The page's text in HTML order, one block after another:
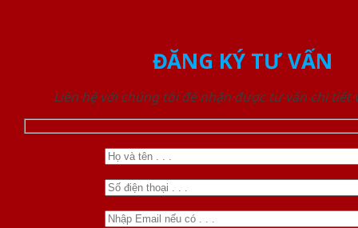
ĐĂNG KÝ TƯ VẤN
Liên hệ với chúng tôi để nhận được tư vấn chi tiết